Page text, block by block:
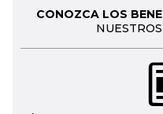
CONOZCA LOS